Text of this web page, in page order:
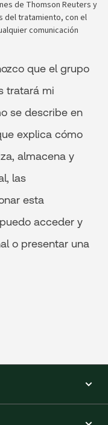
de Thomson Reuters y
del tratamiento, con el
comunicación
que el grupo
tratará mi
se describe en
explica cómo
almacena y
las
esta
acceder y
o presentar una